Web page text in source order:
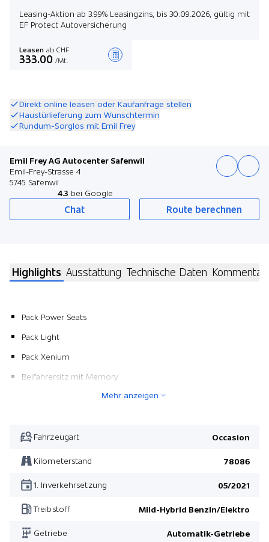
Leasing-Aktion ab 3.99% Leasingzins, bis 30.09.2026, gültig mit
EF Protect Autoversicherung
Leasen ab CHF
333.00 /Mt.
Direkt online leasen oder Kaufanfrage stellen
Haustürlieferung zum Wunschtermin
Rundum-Sorglos mit Emil Frey
Emil Frey AG Autocenter Safenwil
Emil-Frey-Strasse 4
5745 Safenwil
4.3 bei Google
Chat Route berechnen
Highlights Ausstattung Technische Daten Kommentar
Pack Power Seats
Pack Light
Pack Xenium
Beifahrersitz mit Memory
Pilot Assist
Metallic-Lackierung
Pack Winter Pro
Pack Light
Mehr anzeigen
Fahrzeugart Occasion
Kilometerstand 78086
1. Inverkehrsetzung 05/2021
Treibstoff Mild-Hybrid Benzin/Elektro
Getriebe Automatik-Getriebe